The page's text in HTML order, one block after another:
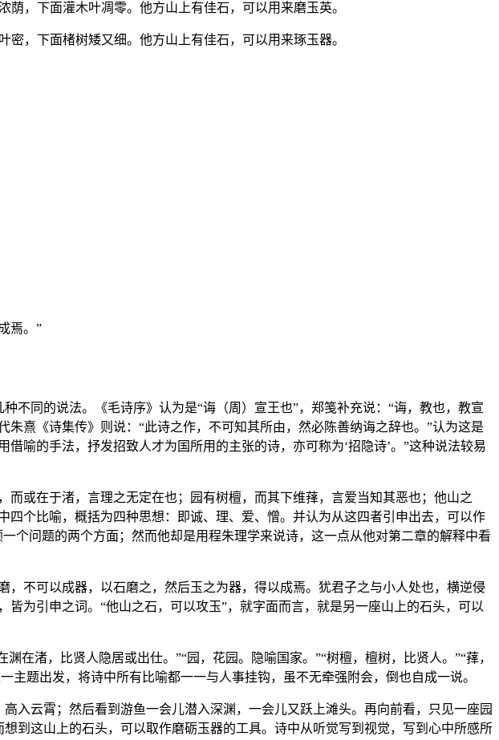
，下面灌木叶凋零。他方山上有佳石，可以用来磨玉英。
，下面楮树矮又细。他方山上有佳石，可以用来琢玉器。
焉。”
不同的说法。《毛诗序》认为是“诲（周）宣王也”，郑笺补充说：“诲，教也，教宣
熹《诗集传》则说：“此诗之作，不可知其所由，然必陈善纳诲之辞也。”认为这是
喻的手法，抒发招致人才为国所用的主张的诗，亦可称为‘招隐诗’。”这种说法较易
或在于渚，言理之无定在也；园有树檀，而其下维萚，言爱当知其恶也；他山之
个比喻，概括为四种思想：即诚、理、爱、憎。并认为从这四者引申出去，可以作
问题的两个方面；然而他却是用程朱理学来说诗，这一点从他对第二章的解释中看
，不可以成器，以石磨之，然后玉之为器，得以成焉。犹君子之与小人处也，横逆侵
为引申之词。“他山之石，可以攻玉”，就字面而言，就是另一座山上的石头，可以
在渚，比贤人隐居或出仕。”“园，花园。隐喻国家。”“树檀，檀树，比贤人。”“萚，
主题出发，将诗中所有比喻都一一与人事挂钩，虽不无牵强附会，倒也自成一说。
入云霄；然后看到游鱼一会儿潜入深渊，一会儿又跃上滩头。再向前看，只见一座园
到这山上的石头，可以取作磨砺玉器的工具。诗中从听觉写到视觉，写到心中所感所